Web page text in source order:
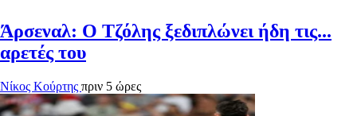
Άρσεναλ: Ο Τζόλης ξεδιπλώνει ήδη τις...
αρετές του
Νίκος Κούρτης πριν 5 ώρες